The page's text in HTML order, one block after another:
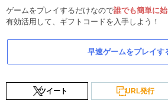
ゲームをプレイするだけなので誰でも簡単に始
有効活用して、ギフトコードを入手しよう！
早速ゲームをプレイす
ツイート URL発行